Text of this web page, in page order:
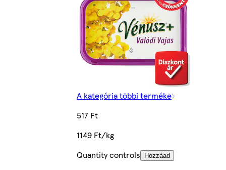
A kategória többi terméke
517 Ft
1149 Ft/kg
Quantity controls
Hozzáad